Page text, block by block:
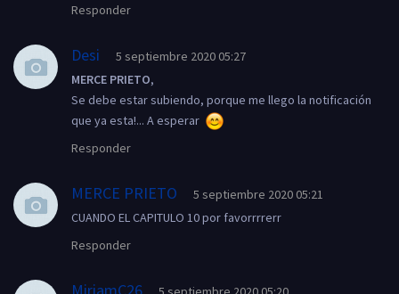
Responder
Desi
5 septiembre 2020 05:27
MERCE PRIETO,
Se debe estar subiendo, porque me llego la notificación
que ya esta!... A esperar
Responder
MERCE PRIETO
5 septiembre 2020 05:21
CUANDO EL CAPITULO 10 por favorrrrerr
Responder